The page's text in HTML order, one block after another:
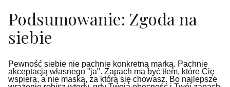
Podsumowanie: Zgoda na
siebie
Pewność siebie nie pachnie konkretną marką. Pachnie
akceptacją własnego "ja". Zapach ma być tłem, które Cię
wspiera, a nie maską, za którą się chowasz. Bo najlepsze